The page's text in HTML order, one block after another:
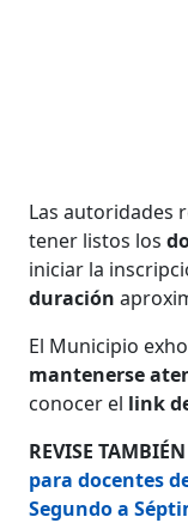
Las autoridades
tener listos los
iniciar la
duración
El Municipio
mantenerse
conocer el link
REVISE
para docentes
Segundo a